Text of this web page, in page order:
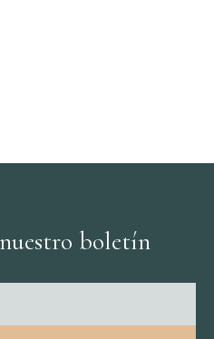
boletín